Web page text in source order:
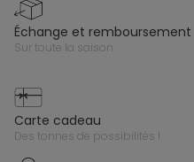
échange et remboursement
sur toute la saison
carte cadeau
des tonnes de possibilités !